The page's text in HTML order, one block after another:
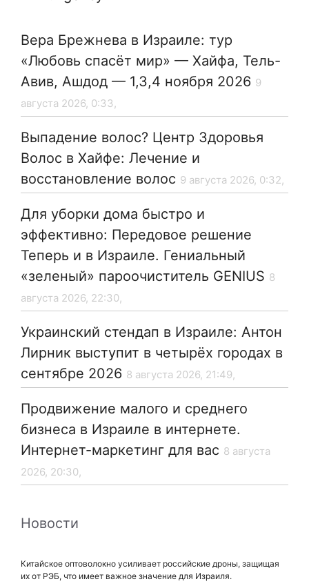
Вера Брежнева в Израиле: тур
«Любовь спасёт мир» — Хайфа, Тель-
Авив, Ашдод — 1,3,4 ноября 2026 9
августа 2026, 0:33,
Выпадение волос? Центр Здоровья
Волос в Хайфе: Лечение и
восстановление волос 9 августа 2026, 0:32,
Для уборки дома быстро и
эффективно: Передовое решение
Теперь и в Израиле. Гениальный
«зеленый» пароочиститель GENIUS 8
августа 2026, 22:30,
Украинский стендап в Израиле: Антон
Лирник выступит в четырёх городах в
сентябре 2026 8 августа 2026, 21:49,
Продвижение малого и среднего
бизнеса в Израиле в интернете.
Интернет-маркетинг для вас 8 августа
2026, 20:30,
Новости
Китайское оптоволокно усиливает российские дроны, защищая
их от РЭБ, что имеет важное значение для Израиля.